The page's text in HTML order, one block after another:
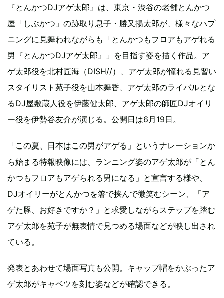
『とんかつDJアゲ太郎』は、東京・渋谷の老舗とんかつ
屋「しぶかつ」の跡取り息子・勝又揚太郎が、様々なハプ
ニングに見舞われながらも「とんかつもフロアもアゲれる
男『とんかつDJアゲ太郎』」を目指す姿を描く作品。ア
ゲ太郎役を北村匠海（DISH//）、アゲ太郎が憧れる見習い
スタイリスト苑子役を山本舞香、アゲ太郎のライバルとな
るDJ屋敷蔵人役を伊藤健太郎、アゲ太郎の師匠DJオイリ
ー役を伊勢谷友介が演じる。公開日は6月19日。
「この夏、日本はこの男がアゲる」というナレーションか
ら始まる特報映像には、ランニング姿のアゲ太郎が「とん
かつもフロアもアゲられる男になる」と宣言する様や、
DJオイリーがとんかつを箸で挟んで微笑むシーン、「ア
ゲた豚、お好きですか？」と求愛しながらステップを踏む
アゲ太郎を苑子が無表情で見つめる場面などが映し出され
ている。
発表とあわせて場面写真も公開。キャップ帽をかぶったア
ゲ太郎がキャベツを刻む姿などが確認できる。